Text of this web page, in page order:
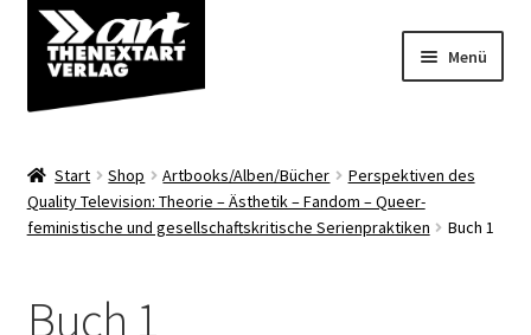
Zur
Navigation
springen
Zum
Inhalt
springen
Menü
Shop
öffnen
Start Shop Artbooks/Alben/Bücher
Perspektiven des
Quality Television: Theorie – Ästhetik – Fandom – Queer-
feministische und gesellschaftskritische Serienpraktiken
Buch 1
Buch 1